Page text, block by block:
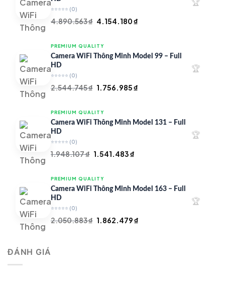
⭐⭐⭐⭐⭐ (0)
4.890.563₫ Giá
là:
4.890.563 ₫.
4.154.180₫
là:
PREMIUM QUALITY
Camera WiFi Thông Minh Model 99 – Full
HD
⭐⭐⭐⭐⭐ (0)
2.544.745₫ Giá
là:
2.544.745 ₫.
1.756.985₫
là:
🏆
PREMIUM QUALITY
Camera WiFi Thông Minh Model 131 – Full
HD
⭐⭐⭐⭐⭐ (0)
1.948.107₫ Giá
là:
1.948.107 ₫.
1.541.483₫
là:
🏆
PREMIUM QUALITY
Camera WiFi Thông Minh Model 163 – Full
HD
⭐⭐⭐⭐⭐ (0)
2.050.883₫ Giá
1.862.479₫
🏆
ĐÁNH GIÁ